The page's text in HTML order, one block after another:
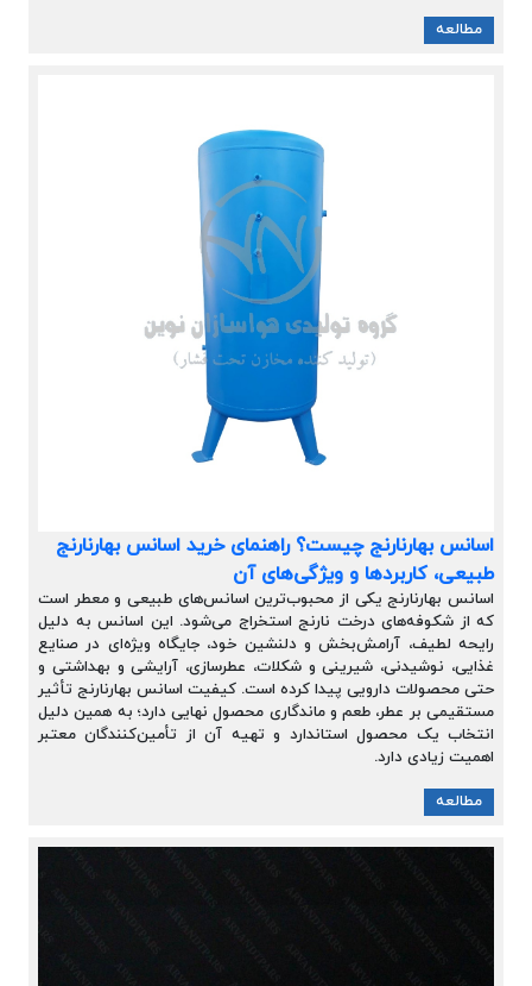
مطالعه
اسانس بهارنارنج چیست؟ راهنمای خرید اسانس بهارنارنج
طبیعی، کاربردها و ویژگی‌های آن
اسانس بهارنارنج یکی از محبوب‌ترین اسانس‌های طبیعی و معطر است
که از شکوفه‌های درخت نارنج استخراج می‌شود. این اسانس به دلیل
رایحه لطیف، آرامش‌بخش و دلنشین خود، جایگاه ویژه‌ای در صنایع
غذایی، نوشیدنی، شیرینی و شکلات، عطرسازی، آرایشی و بهداشتی و
حتی محصولات دارویی پیدا کرده است. کیفیت اسانس بهارنارنج تأثیر
مستقیمی بر عطر، طعم و ماندگاری محصول نهایی دارد؛ به همین دلیل
انتخاب یک محصول استاندارد و تهیه آن از تأمین‌کنندگان معتبر
اهمیت زیادی دارد.
مطالعه